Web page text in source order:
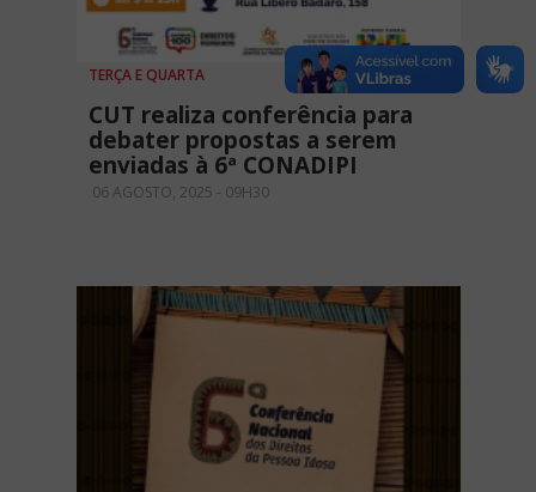
TERÇA E QUARTA
CUT realiza conferência para
debater propostas a serem
enviadas à 6ª CONADIPI
06 AGOSTO, 2025 - 09H30